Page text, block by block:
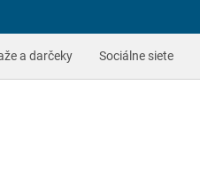
a darčeky Sociálne siete